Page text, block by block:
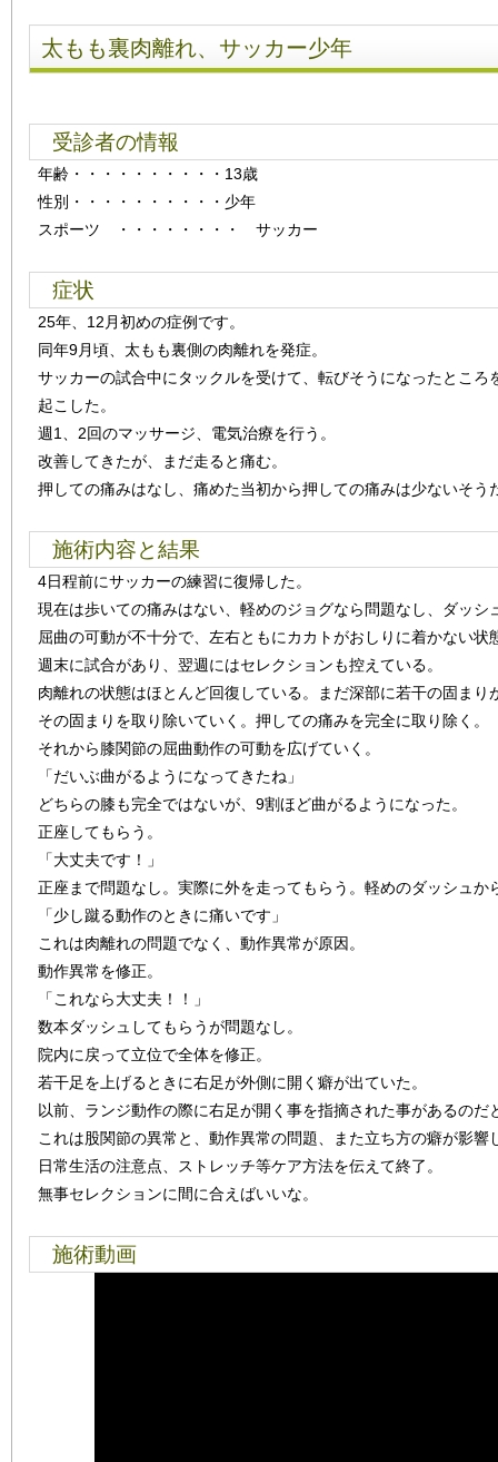
太もも裏肉離れ、サッカー少年
受診者の情報
年齢 ・・・・・・・・・・ 13歳
性別 ・・・・・・・・・・ 少年
スポーツ ・・・・・・・・ サッカー
症状
25年、12月初めの症例です。
同年9月頃、太もも裏側の肉離れを発症。
サッカーの試合中にタックルを受けて、転びそうになったとこ
起こした。
週1、2回のマッサージ、電気治療を行う。
改善してきたが、まだ走ると痛む。
押しての痛みはなし、痛めた当初から押しての痛みは少ないそう
施術内容と結果
4日程前にサッカーの練習に復帰した。
現在は歩いての痛みはない、軽めのジョグなら問題なし、ダッシ
屈曲の可動が不十分で、左右ともにカカトがおしりに着かない状
週末に試合があり、翌週にはセレクションも控えている。
肉離れの状態はほとんど回復している。まだ深部に若干の固まり
その固まりを取り除いていく。押しての痛みを完全に取り除く。
それから膝関節の屈曲動作の可動を広げていく。
「だいぶ曲がるようになってきたね」
どちらの膝も完全ではないが、9割ほど曲がるようになった。
正座してもらう。
「大丈夫です！」
正座まで問題なし。実際に外を走ってもらう。軽めのダッシュか
「少し蹴る動作のときに痛いです」
これは肉離れの問題でなく、動作異常が原因。
動作異常を修正。
「これなら大丈夫！！」
数本ダッシュしてもらうが問題なし。
院内に戻って立位で全体を修正。
若干足を上げるときに右足が外側に開く癖が出ていた。
以前、ランジ動作の際に右足が開く事を指摘された事があるのだ
これは股関節の異常と、動作異常の問題、また立ち方の癖が影響
日常生活の注意点、ストレッチ等ケア方法を伝えて終了。
無事セレクションに間に合えばいいな。
施術動画